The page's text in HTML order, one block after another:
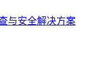
与安全解决方案